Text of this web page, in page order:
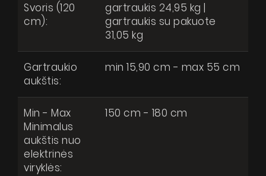
Svoris (120
cm):
gartraukis 24,95 kg |
gartraukis su pakuote
31,05 kg
Gartraukio
aukštis:
min 15,90 cm - max 55 cm
Min - Max
Minimalus
aukštis nuo
elektrinės
viryklės:
150 cm - 180 cm